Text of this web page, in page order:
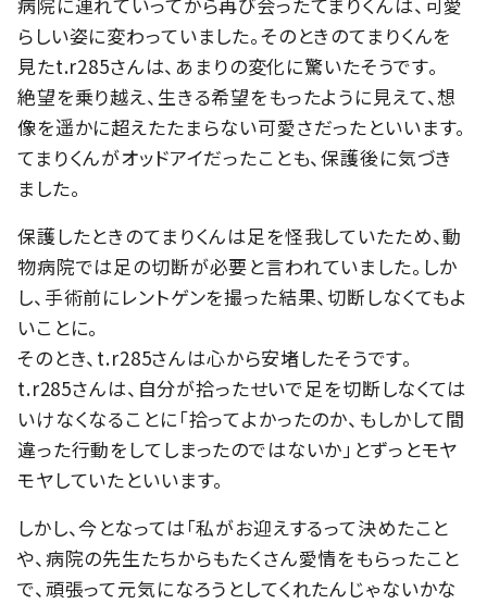
らしい姿に変わっていました。そのときのてまりくんを
見たt.r285さんは、あまりの変化に驚いたそうです。
絶望を乗り越え、生きる希望をもったように見えて、想
像を遥かに超えたたまらない可愛さだったといいます。
てまりくんがオッドアイだったことも、保護後に気づき
ました。
保護したときのてまりくんは足を怪我していたため、動
物病院では足の切断が必要と言われていました。しか
し、手術前にレントゲンを撮った結果、切断しなくてもよ
いことに。
そのとき、t.r285さんは心から安堵したそうです。
t.r285さんは、自分が拾ったせいで足を切断しなくては
いけなくなることに「拾ってよかったのか、もしかして間
違った行動をしてしまったのではないか」とずっとモヤ
モヤしていたといいます。
しかし、今となっては「私がお迎えするって決めたこと
や、病院の先生たちからもたくさん愛情をもらったこと
で、頑張って元気になろうとしてくれたんじゃないかな